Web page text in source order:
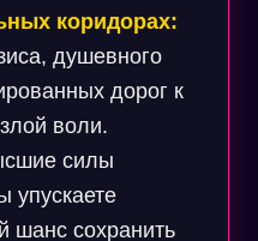
коридорах:
душевного
дорог к
воли.
силы
упускаете
шанс сохранить